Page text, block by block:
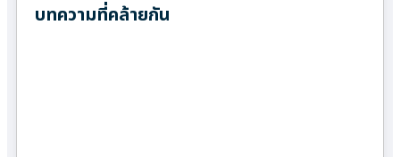
บทความที่คล้ายกัน